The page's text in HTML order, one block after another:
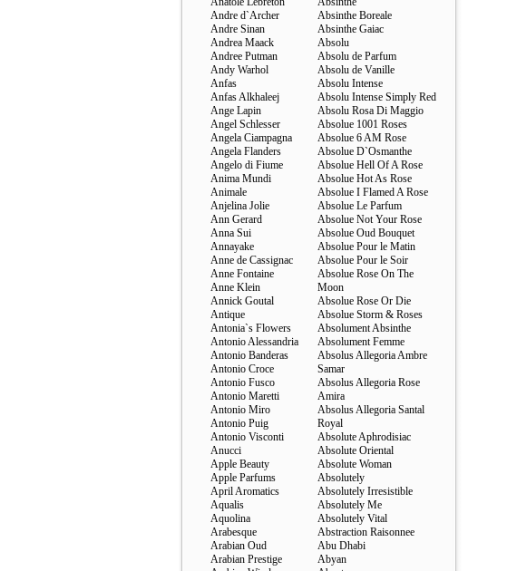
Andre d`Archer
Andre Sinan
Andrea Maack
Andree Putman
Andy Warhol
Anfas
Anfas Alkhaleej
Ange Lapin
Angel Schlesser
Angela Ciampagna
Angela Flanders
Angelo di Fiume
Anima Mundi
Animale
Anjelina Jolie
Ann Gerard
Anna Sui
Annayake
Anne de Cassignac
Anne Fontaine
Anne Klein
Annick Goutal
Antique
Antonia`s Flowers
Antonio Alessandria
Antonio Banderas
Antonio Croce
Antonio Fusco
Antonio Maretti
Antonio Miro
Antonio Puig
Antonio Visconti
Anucci
Apple Beauty
Apple Parfums
April Aromatics
Aqualis
Aquolina
Arabesque
Arabian Oud
Arabian Prestige
Absinthe Boreale
Absinthe Gaiac
Absolu
Absolu de Parfum
Absolu de Vanille
Absolu Intense
Absolu Intense Simply Red
Absolu Rosa Di Maggio
Absolue 1001 Roses
Absolue 6 AM Rose
Absolue D`Osmanthe
Absolue Hell Of A Rose
Absolue Hot As Rose
Absolue I Flamed A Rose
Absolue Le Parfum
Absolue Not Your Rose
Absolue Oud Bouquet
Absolue Pour le Matin
Absolue Pour le Soir
Absolue Rose On The
Moon
Absolue Rose Or Die
Absolue Storm & Roses
Absolument Absinthe
Absolument Femme
Absolus Allegoria Ambre
Samar
Absolus Allegoria Rose
Amira
Absolus Allegoria Santal
Royal
Absolute Aphrodisiac
Absolute Oriental
Absolute Woman
Absolutely
Absolutely Irresistible
Absolutely Me
Absolutely Vital
Abstraction Raisonnee
Abu Dhabi
Abyan